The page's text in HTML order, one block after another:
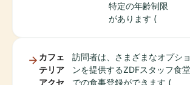
特定の年齢制限
があります (
カフェ
テリア
アクセ
訪問者は、さまざまなオプショ
ンを提供するZDFスタッフ食堂
での食事登録ができます (